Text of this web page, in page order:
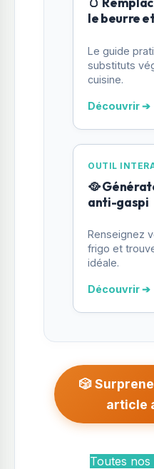
le beurre
Le guide
substituts
cuisine.
Découvrir ➔
OUTIL
🥘
anti-gaspi
Renseignez
frigo et
idéale.
Découvrir ➔
🎲
article
Toutes